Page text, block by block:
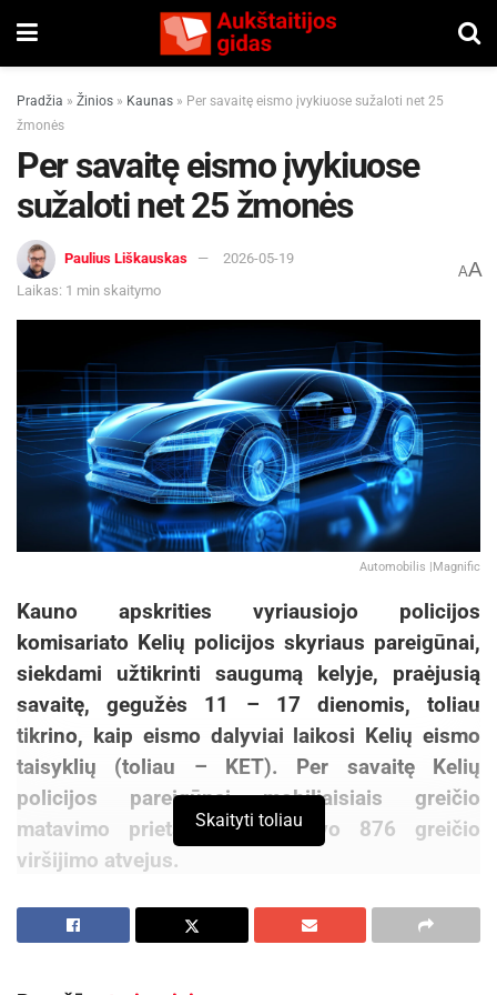
Pradžia » Žinios » Kaunas » Per savaitę eismo įvykiuose sužaloti net 25
žmonės
Per savaitę eismo įvykiuose
sužaloti net 25 žmonės
Paulius Liškauskas
2026-05-19
Laikas: 1 min skaitymo
AA
Automobilis |Magnific
Kauno apskrities vyriausiojo policijos
komisariato Kelių policijos skyriaus pareigūnai,
siekdami užtikrinti saugumą kelyje, praėjusią
savaitę, gegužės 11 – 17 dienomis, toliau
tikrino, kaip eismo dalyviai laikosi Kelių eismo
taisyklių (toliau – KET). Per savaitę Kelių
policijos pareigūnai mobiliaisiais greičio
matavimo prietaisais užfiksavo 876 greičio
viršijimo atvejus.
Praėjusią savaitę Kelių policijos pareigūnai ir
toliau vykdė policines priemones, skirtas
Skaityti toliau